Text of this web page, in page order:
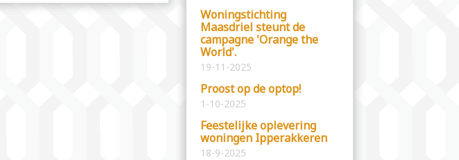
Woningstichting
Maasdriel steunt de
campagne 'Orange the
World'.
19-11-2025
Proost op de optop!
1-10-2025
Feestelijke oplevering
woningen Ipperakkeren
18-9-2025